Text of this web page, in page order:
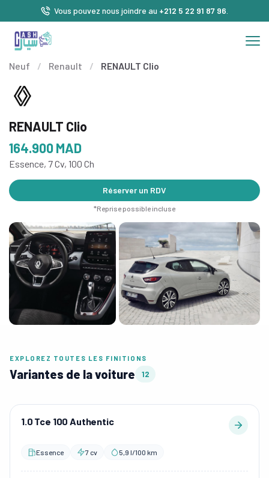
Vous pouvez nous joindre au +212 5 22 91 87 96
Neuf / Renault / RENAULT Clio
RENAULT Clio
164.900MAD
Essence, 7 Cv, 100 Ch
Réserver un RDV
*Reprise possible incluse
EXPLOREZ TOUTES LES FINITIONS
Variantes de la voiture 12
1.0 Tce 100 Authentic
Essence 7 cv 5,9 l/100 km